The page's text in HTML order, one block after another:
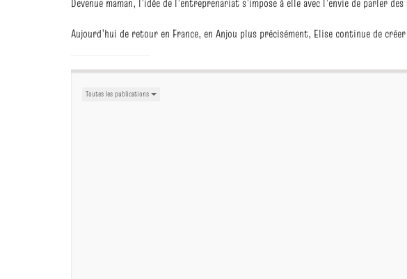
Aujourd’hui de retour en France, en Anjou plus précisément, Elise continue de
Toutes les publications